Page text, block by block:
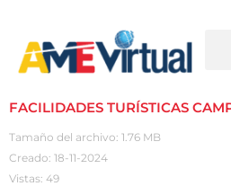
FACILIDADES TURÍSTICAS
Tamaño del archivo: 1.76 MB
Creado: 18-11-2024
Vistas: 49